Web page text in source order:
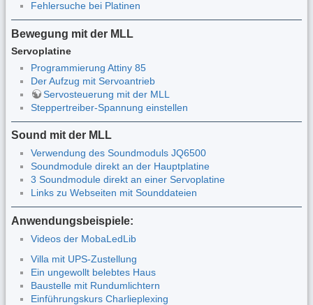
Fehlersuche bei Platinen
Bewegung mit der MLL
Servoplatine
Programmierung Attiny 85
Der Aufzug mit Servoantrieb
Servosteuerung mit der MLL
Steppertreiber-Spannung einstellen
Sound mit der MLL
Verwendung des Soundmoduls JQ6500
Soundmodule direkt an der Hauptplatine
3 Soundmodule direkt an einer Servoplatine
Links zu Webseiten mit Sounddateien
Anwendungsbeispiele:
Videos der MobaLedLib
Villa mit UPS-Zustellung
Ein ungewollt belebtes Haus
Baustelle mit Rundumlichtern
Einführungskurs Charlieplexing